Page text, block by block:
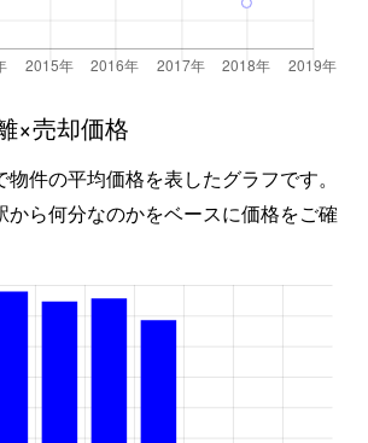
×売却価格
件の平均価格を表したグラフです。
から何分なのかをベースに価格をご確